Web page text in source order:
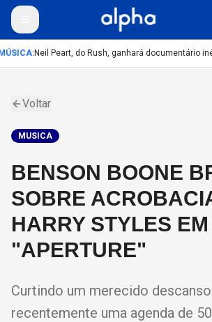
:Neil Peart, do Rush, ganhará documentário
Voltar
MUSICA
BENSON BOONE
SOBRE
HARRY STYLES EM
"APERTURE"
Curtindo um merecido
recentemente uma agenda de